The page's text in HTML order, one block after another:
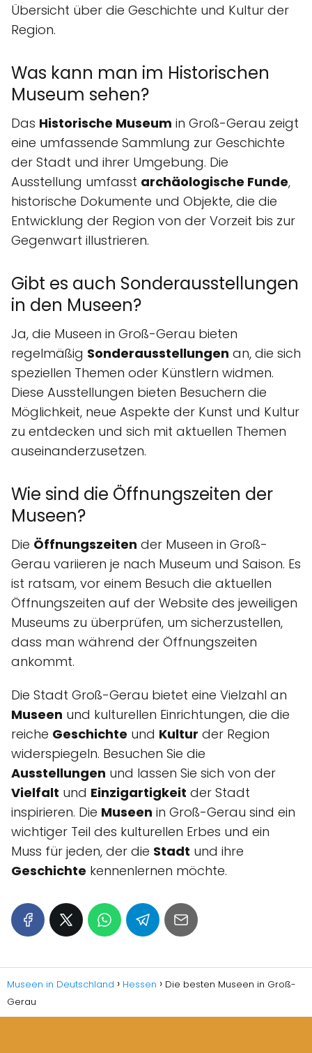
Übersicht über die Geschichte und Kultur der
Region.
Was kann man im Historischen
Museum sehen?
Das Historische Museum in Groß-Gerau zeigt
eine umfassende Sammlung zur Geschichte
der Stadt und ihrer Umgebung. Die
Ausstellung umfasst archäologische Funde,
historische Dokumente und Objekte, die die
Entwicklung der Region von der Vorzeit bis zur
Gegenwart illustrieren.
Gibt es auch Sonderausstellungen
in den Museen?
Ja, die Museen in Groß-Gerau bieten
regelmäßig Sonderausstellungen an, die sich
speziellen Themen oder Künstlern widmen.
Diese Ausstellungen bieten Besuchern die
Möglichkeit, neue Aspekte der Kunst und Kultur
zu entdecken und sich mit aktuellen Themen
auseinanderzusetzen.
Wie sind die Öffnungszeiten der
Museen?
Die Öffnungszeiten der Museen in Groß-
Gerau variieren je nach Museum und Saison. Es
ist ratsam, vor einem Besuch die aktuellen
Öffnungszeiten auf der Website des jeweiligen
Museums zu überprüfen, um sicherzustellen,
dass man während der Öffnungszeiten
ankommt.
Die Stadt Groß-Gerau bietet eine Vielzahl an
Museen und kulturellen Einrichtungen, die die
reiche Geschichte und Kultur der Region
widerspiegeln. Besuchen Sie die
Ausstellungen und lassen Sie sich von der
Vielfalt und Einzigartigkeit der Stadt
inspirieren. Die Museen in Groß-Gerau sind ein
wichtiger Teil des kulturellen Erbes und ein
Muss für jeden, der die Stadt und ihre
Geschichte kennenlernen möchte.
Museen in Deutschland Hessen
Die besten Museen in Groß-
Gerau